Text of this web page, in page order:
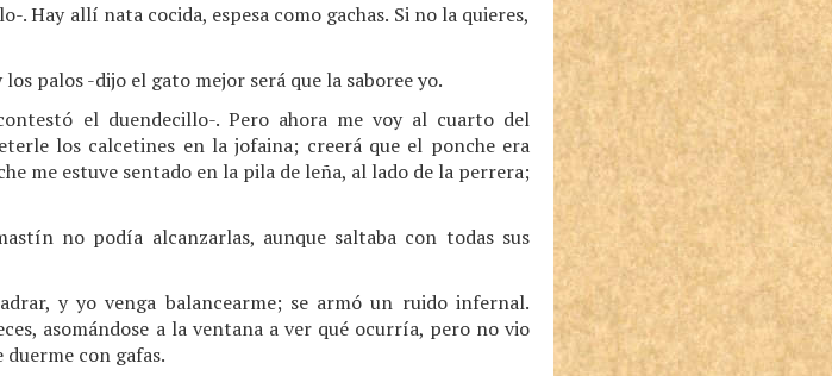
Hay allí nata cocida, espesa como gachas. Si no la quieres,
palos -dijo el gato mejor será que la saboree yo.
el duendecillo-. Pero ahora me voy al cuarto del
los calcetines en la jofaina; creerá que el ponche era
me estuve sentado en la pila de leña, al lado de la perrera;
no podía alcanzarlas, aunque saltaba con todas sus
y yo venga balancearme; se armó un ruido infernal.
asomándose a la ventana a ver qué ocurría, pero no vio
duerme con gafas.